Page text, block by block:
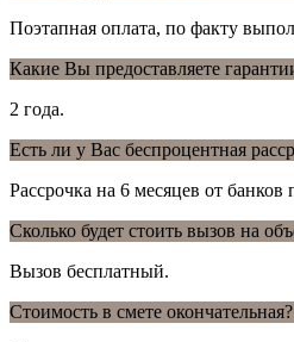
Поэтапная оплата, по факту
Какие Вы предоставляете
2 года.
Есть ли у Вас беспроцентная
Рассрочка на 6 месяцев от банков
Сколько будет стоить вызов на
Вызов бесплатный.
Стоимость в смете окончательная?